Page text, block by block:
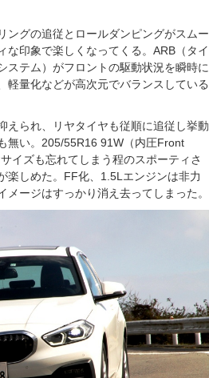
ングの追従とロールダンピングがスムー
な印象で楽しくなってくる。ARB（タイ
ステム）がフロントの駆動状況を瞬時に
軽量化などが高次元でバランスしている
えられ、リヤタイヤも従順に追従し挙動
無い。205/55R16 91W（内圧Front
イズも忘れてしまう程のスポーティさ
楽しめた。FF化、1.5Lエンジンは非力
メージはすっかり消え去ってしまった。